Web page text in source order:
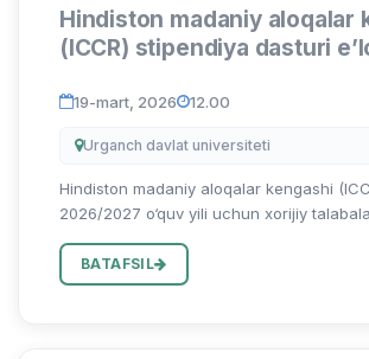
Hindiston madaniy aloqalar
(ICCR) stipendiya dasturi
19-mart, 2026 12.00
Urganch davlat universiteti
Hindiston madaniy aloqalar kengashi
2026/2027 o‘quv yili uchun xorijiy
ma’lum qilinadi. Mazkur stipendiya
etish ista...
BATAFSIL